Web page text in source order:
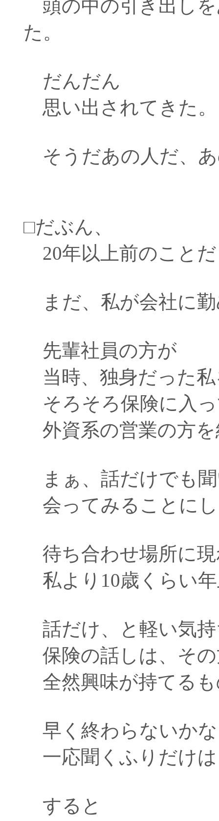
頭の中の引き出し
た。
だんだん
思い出されてきた。
そうだあの人だ、
□だぶん、
20年以上前のこと
まだ、私が会社に
先輩社員の方が
当時、独身だった
そろそろ保険に入
外資系の営業の方
まぁ、話だけでも
会ってみることに
待ち合わせ場所に
私より10歳くらい
話だけ、と軽い気
保険の話しは、そ
全然興味が持てる
早く終わらないか
一応聞くふりだけ
すると